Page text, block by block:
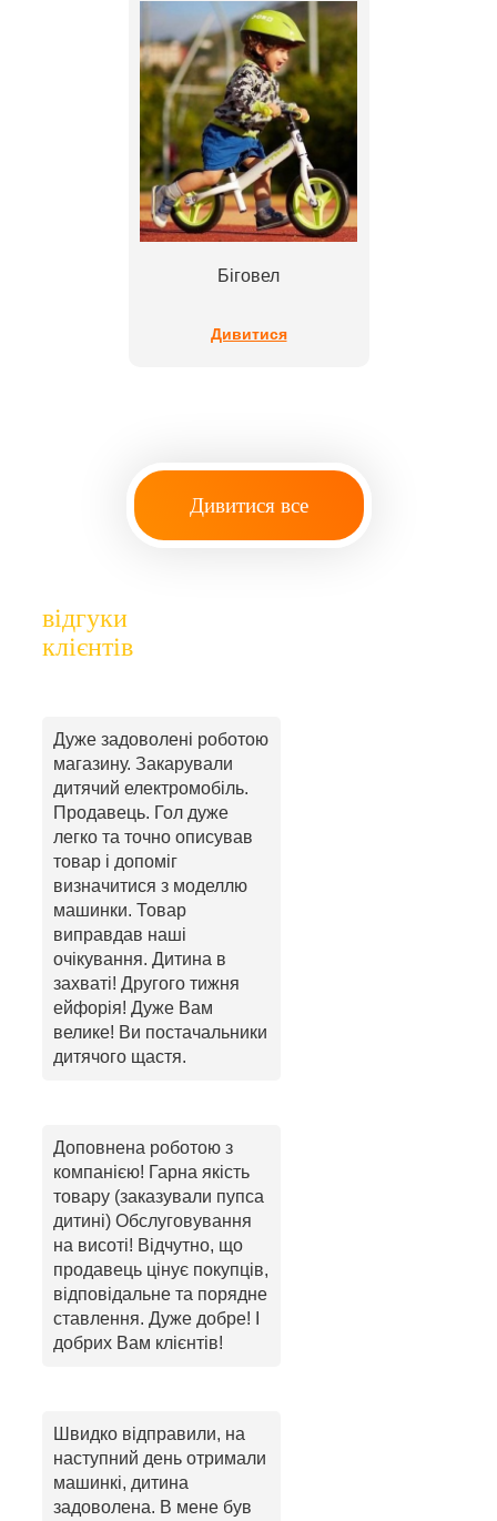
Біговел
Дивитися
Дивитися все
відгуки
клієнтів
Дуже задоволені роботою
магазину. Закарували
дитячий електромобіль.
Продавець. Гол дуже
легко та точно описував
товар і допоміг
визначитися з моделлю
машинки. Товар
виправдав наші
очікування. Дитина в
захваті! Другого тижня
ейфорія! Дуже Вам
велике! Ви постачальники
дитячого щастя.
Доповнена роботою з
компанією! Гарна якість
товару (заказували пупса
дитині) Обслуговування
на висоті! Відчутно, що
продавець цінує покупців,
відповідальне та порядне
ставлення. Дуже добре! І
добрих Вам клієнтів!
Швидко відправили, на
наступний день отримали
машинкі, дитина
задоволена. В мене був